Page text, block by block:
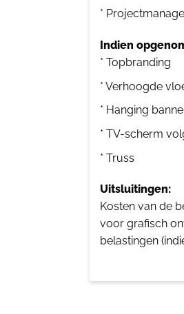
*
Indien
* Topbranding
* Verhoogde
* Hanging
* TV-scherm
* Truss
Uitsluitingen:
Kosten van de
voor grafisch
belastingen